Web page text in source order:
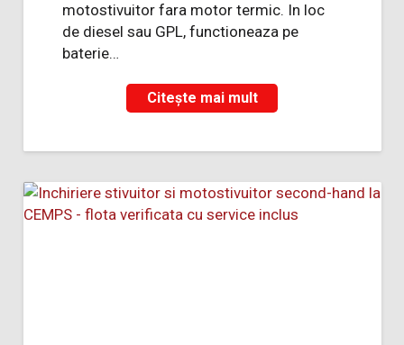
motostivuitor fara motor termic. In loc
de diesel sau GPL, functioneaza pe
baterie…
Citește mai mult